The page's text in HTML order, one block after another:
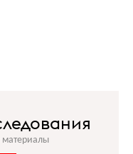
материалы